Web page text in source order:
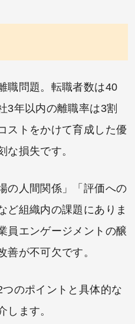
職問題。転職者数は40
3年以内の離職率は3割
ストをかけて育成した優
な損失です。
の人間関係」「評価への
ど組織内の課題にありま
員エンゲージメントの醸
善が不可欠です。
のポイントと具体的な
します。